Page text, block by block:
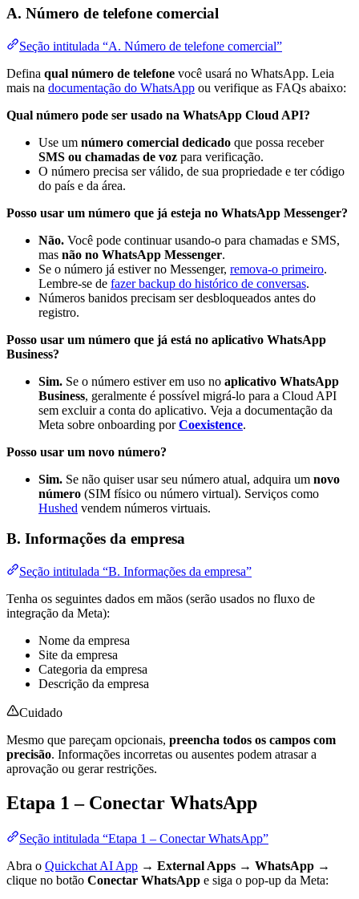
A. Número de telefone comercial
Seção intitulada “A. Número de telefone comercial”
Defina qual número de telefone você usará no WhatsApp. Leia
mais na documentação do WhatsApp ou verifique as FAQs abaixo:
Qual número pode ser usado na WhatsApp Cloud API?
Use um número comercial dedicado que possa receber
SMS ou chamadas de voz para verificação.
O número precisa ser válido, de sua propriedade e ter código
do país e da área.
Posso usar um número que já esteja no WhatsApp Messenger?
Não. Você pode continuar usando-o para chamadas e SMS,
mas não no WhatsApp Messenger.
Se o número já estiver no Messenger, remova-o primeiro.
Lembre-se de fazer backup do histórico de conversas.
Números banidos precisam ser desbloqueados antes do
registro.
Posso usar um número que já está no aplicativo WhatsApp
Business?
Sim. Se o número estiver em uso no aplicativo WhatsApp
Business, geralmente é possível migrá-lo para a Cloud API
sem excluir a conta do aplicativo. Veja a documentação da
Meta sobre onboarding porCoexistence.
Posso usar um novo número?
Sim. Se não quiser usar seu número atual, adquira um novo
número (SIM físico ou número virtual). Serviços como
Hushed vendem números virtuais.
B. Informações da empresa
Seção intitulada “B. Informações da empresa”
Tenha os seguintes dados em mãos (serão usados no fluxo de
integração da Meta):
Nome da empresa
Site da empresa
Categoria da empresa
Descrição da empresa
Cuidado
Mesmo que pareçam opcionais, preencha todos os campos com
precisão. Informações incorretas ou ausentes podem atrasar a
aprovação ou gerar restrições.
Etapa 1 – Conectar WhatsApp
Seção intitulada “Etapa 1 – Conectar WhatsApp”
Abra o Quickchat AI App → External Apps → WhatsApp →
clique no botão Conectar WhatsApp e siga o pop-up da Meta: